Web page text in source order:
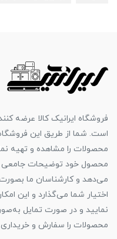
فروشگاه ایرانیک کالا عرضه
است. شما از طریق این
محصولات را مشاهده و تهیه
محصول خود توضیحات جامعی
می‌دهد و کارشناسان ما بصورت
اختیار شما می‌گذارد و این
نمایید و در صورت تمایل
محصولات را سفارش و خریداری